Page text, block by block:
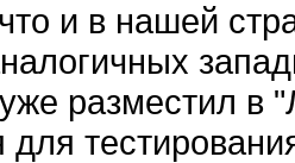
и в нашей
разместил в
для